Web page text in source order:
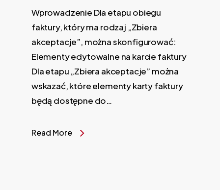
Wprowadzenie Dla etapu obiegu
faktury, który ma rodzaj „Zbiera
akceptacje”, można skonfigurować:
Elementy edytowalne na karcie faktury
Dla etapu „Zbiera akceptacje” można
wskazać, które elementy karty faktury
będą dostępne do…
Read More